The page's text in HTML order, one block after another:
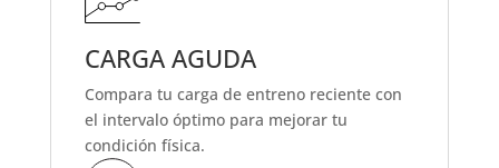
CARGA AGUDA
Compara tu carga de entreno reciente con
el intervalo óptimo para mejorar tu
condición física.